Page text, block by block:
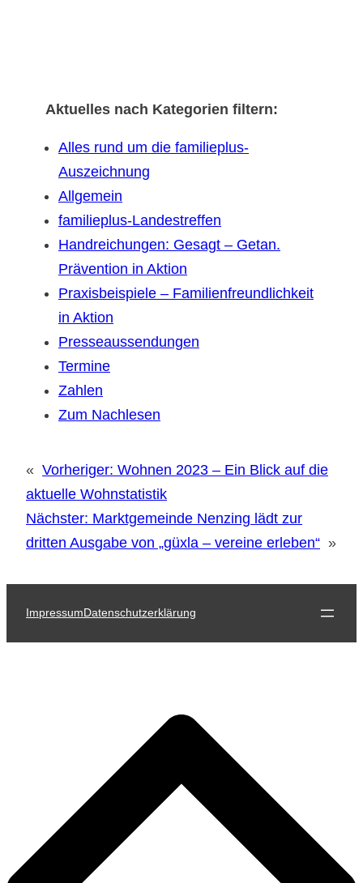
Aktuelles nach Kategorien filtern:
Alles rund um die familieplus-
Auszeichnung
Allgemein
familieplus-Landestreffen
Handreichungen: Gesagt – Getan.
Prävention in Aktion
Praxisbeispiele – Familienfreundlichkeit
in Aktion
Presseaussendungen
Termine
Zahlen
Zum Nachlesen
« Vorheriger: Wohnen 2023 – Ein Blick auf die
aktuelle Wohnstatistik
Nächster: Marktgemeinde Nenzing lädt zur
dritten Ausgabe von „güxla – vereine erleben“ »
ImpressumDatenschutzerklärung